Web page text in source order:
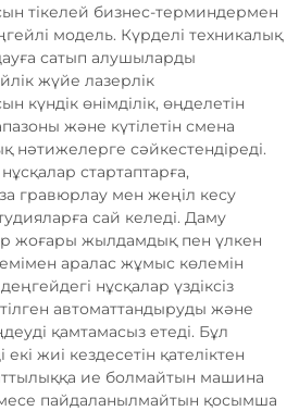
тікелей бизнес-терминдермен
модель. Күрделі техникалық
сатып алушыларды
жүйе лазерлік
күндік өнімділік, өңделетін
және күтілетін смена
нәтижелерге сәйкестендіреді.
стартаптарға,
гравюрлау мен жеңіл кесу
сай келеді. Даму
жоғары жылдамдық пен үлкен
аралас жұмыс көлемін
нұсқалар үздіксіз
автоматтандыруды және
қамтамасыз етеді. Бұл
жиі кездесетін қателіктен
ие болмайтын машина
пайдаланылмайтын қосымша